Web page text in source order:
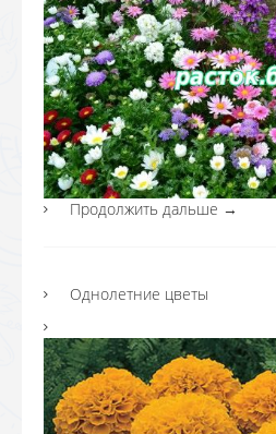
Продолжить дальше →
Однолетние цветы